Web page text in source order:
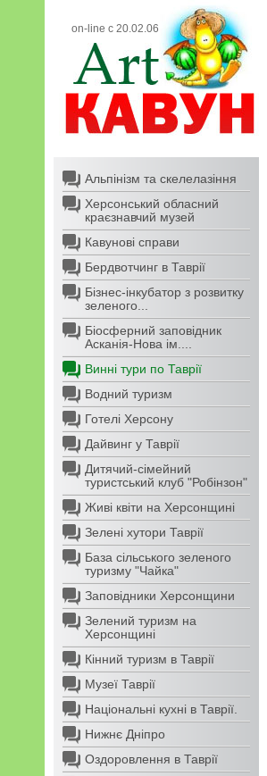
on-line с 20.02.06
Альпінізм та скелелазіння
Херсонський обласний
краєзнавчий музей
Кавунові справи
Бердвотчинг в Таврії
Бізнес-інкубатор з розвитку
зеленого...
Біосферний заповідник
Асканія-Нова ім....
Винні тури по Таврії
Водний туризм
Готелі Херсону
Дайвинг у Таврії
Дитячий-сімейний
туристський клуб "Робінзон"
Живі квіти на Херсонщині
Зелені хутори Таврії
База сільського зеленого
туризму "Чайка"
Заповідники Херсонщини
Зелений туризм на
Херсонщині
Кінний туризм в Таврії
Музеї Таврії
Національні кухні в Таврії.
Нижнє Дніпро
Оздоровлення в Таврії